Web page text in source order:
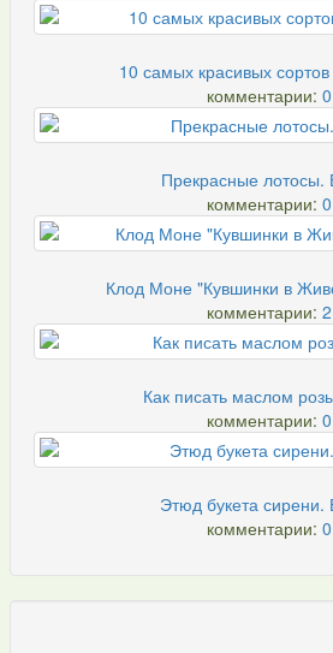
10 самых красивых
комментарии: 0
Прекрасные лотосы.
комментарии: 0
Клод Моне "Кувшинки в
комментарии: 2
Как писать маслом
комментарии: 0
Этюд букета сирени.
комментарии: 0